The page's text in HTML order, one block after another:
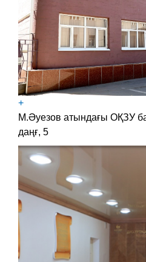
+
М.Әуезов атындағы ОҚЗУ
даңғ, 5